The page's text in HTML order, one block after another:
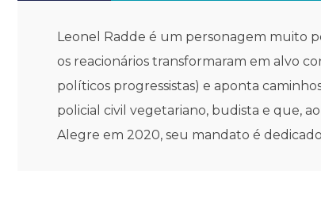
Leonel Radde é um personagem muito
os reacionários transformaram em alvo
políticos progressistas) e aponta
policial civil vegetariano, budista e que,
Alegre em 2020, seu mandato é